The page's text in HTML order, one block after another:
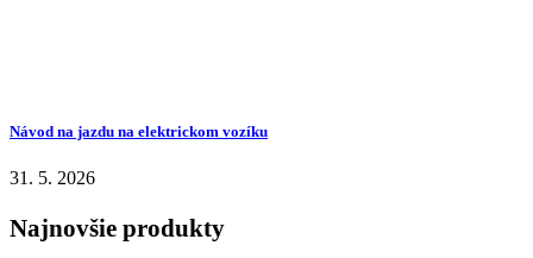
Návod na jazdu na elektrickom vozíku
31. 5. 2026
Najnovšie produkty